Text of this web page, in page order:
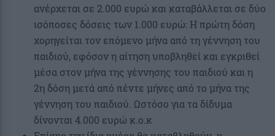
ανέρχεται σε 2.000 ευρώ και καταβάλλεται σε δύο
ισόποσες δόσεις των 1.000 ευρώ: Η πρώτη δόση
χορηγείται τον επόμενο μήνα από τη γέννηση του
παιδιού, εφόσον η αίτηση υποβληθεί και εγκριθεί
μέσα στον μήνα της γέννησης του παιδιού και η
2η δόση μετά από πέντε μήνες από το μήνα της
γέννηση του παιδιού. Ωστόσο για τα δίδυμα
δίνονται 4.000 ευρώ κ.ο.κ